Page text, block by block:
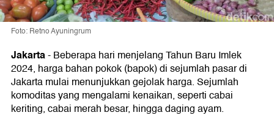
Foto: Retno Ayuningrum
Jakarta-Beberapa hari menjelang Tahun Baru Imlek
2024, harga bahan pokok (bapok) di sejumlah pasar di
Jakarta mulai menunjukkan gejolak harga. Sejumlah
komoditas yang mengalami kenaikan, seperti cabai
keriting, cabai merah besar, hingga daging ayam.